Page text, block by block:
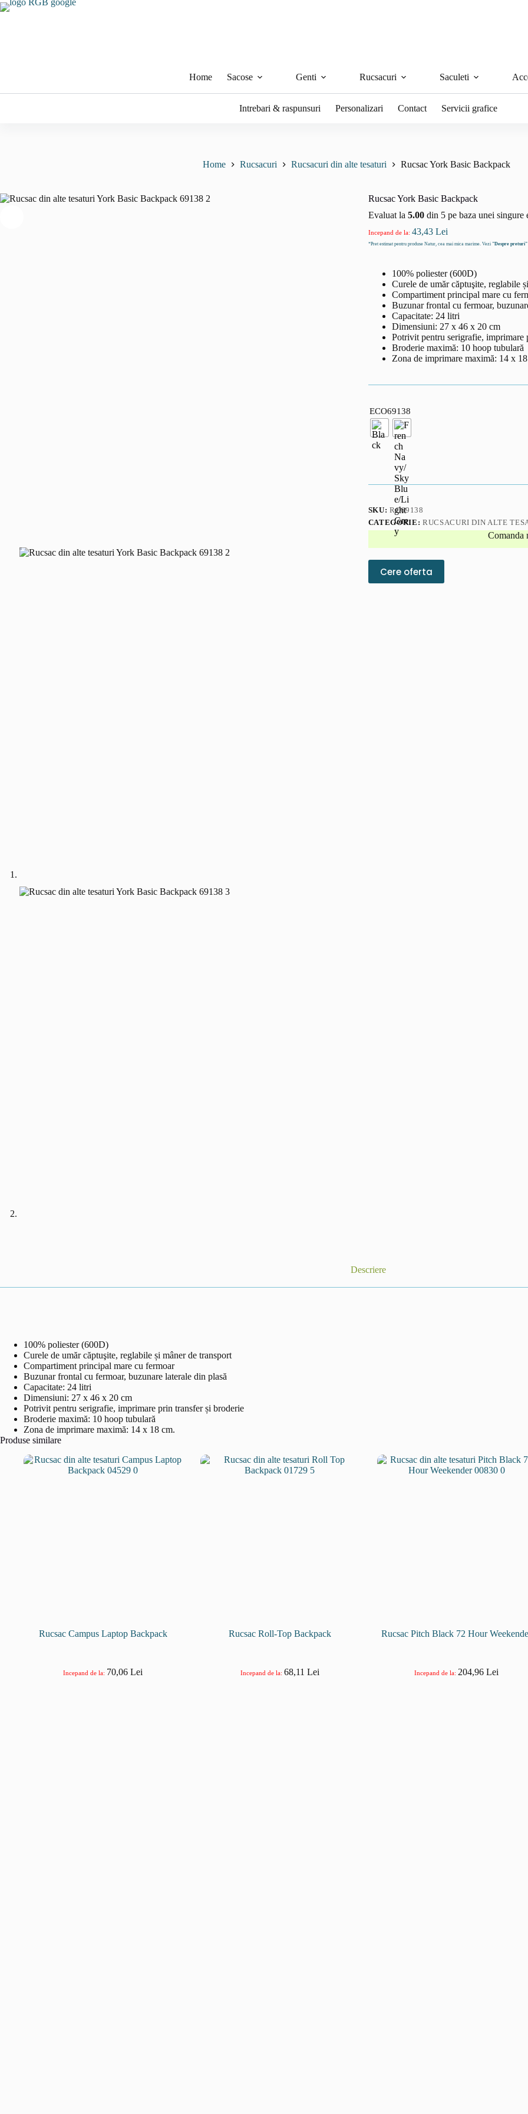
Sari
la
Home Sacose Genti Rucsacuri Saculeti
Intrebari & raspunsuri Personalizari Contact Servicii grafice
Home Rucsacuri Rucsacuri din alte tesaturi Rucsac York Basic Backpack
Rucsac York Basic Backpack
Evaluat la 5.00din 5 pe baza unei singure
Incepand de la: 43,43 Lei
*Pret estimat pentru produse Natur, cea mai mica marime. Vezi "Despre preturi"
100% poliester (600D)
Curele de umăr căptuşite, reglabile
Compartiment principal mare cu
Buzunar frontal cu fermoar,
Capacitate: 24 litri
Dimensiuni: 27 x 46 x 20 cm
Potrivit pentru serigrafie, imprimare
Broderie maximă: 10 hoop tubulară
Zona de imprimare maximă: 14 x
ECO69138
SKU:RO69138
CATEGORIE: RUCSACURI DIN ALTE
Cere oferta
Descriere
100% poliester (600D)
Curele de umăr căptuşite, reglabile și mâner de transport
Compartiment principal mare cu fermoar
Buzunar frontal cu fermoar, buzunare laterale din plasă
Capacitate: 24 litri
Dimensiuni: 27 x 46 x 20 cm
Potrivit pentru serigrafie, imprimare prin transfer și broderie
Broderie maximă: 10 hoop tubulară
Zona de imprimare maximă: 14 x 18 cm.
Produse similare
Rucsac Campus Laptop Backpack
Incepand de la: 70,06Lei
Rucsac Roll-Top Backpack
Incepand de la: 68,11 Lei
Rucsac Pitch Black 72 Hour
Incepand de la: 204,96Lei